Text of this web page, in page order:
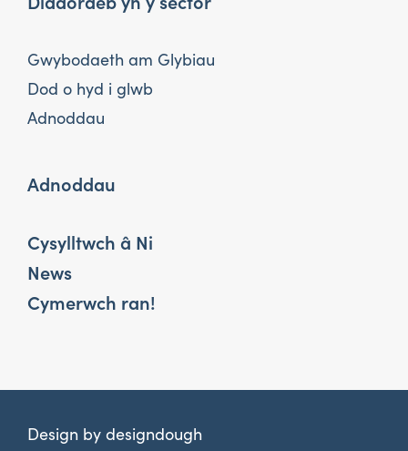
Gwybodaeth am Glybiau
Dod o hyd i glwb
Adnoddau
Adnoddau
Cysylltwch â Ni
News
Cymerwch ran!
Design by designdough